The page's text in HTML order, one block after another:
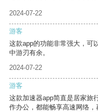
2024-07-22
游客
这款app的功能非常强大，可
中游刃有余。
2024-07-22
游客
这款加速器app简直是居家旅
作办公，都能畅享高速网络